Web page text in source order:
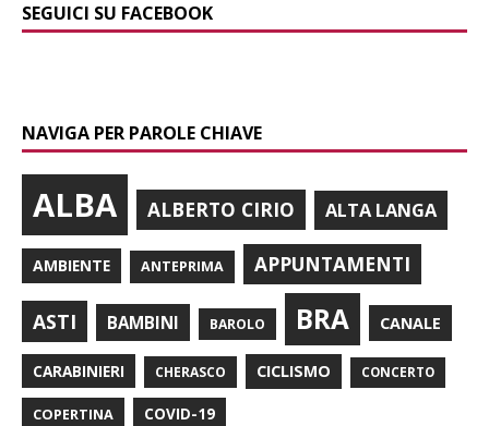
SEGUICI SU FACEBOOK
NAVIGA PER PAROLE CHIAVE
ALBA ALBERTO CIRIO ALTA LANGA
AMBIENTE ANTEPRIMA APPUNTAMENTI
ASTI BAMBINI BAROLO BRA CANALE
CARABINIERI CHERASCO CICLISMO CONCERTO
COPERTINA COVID-19